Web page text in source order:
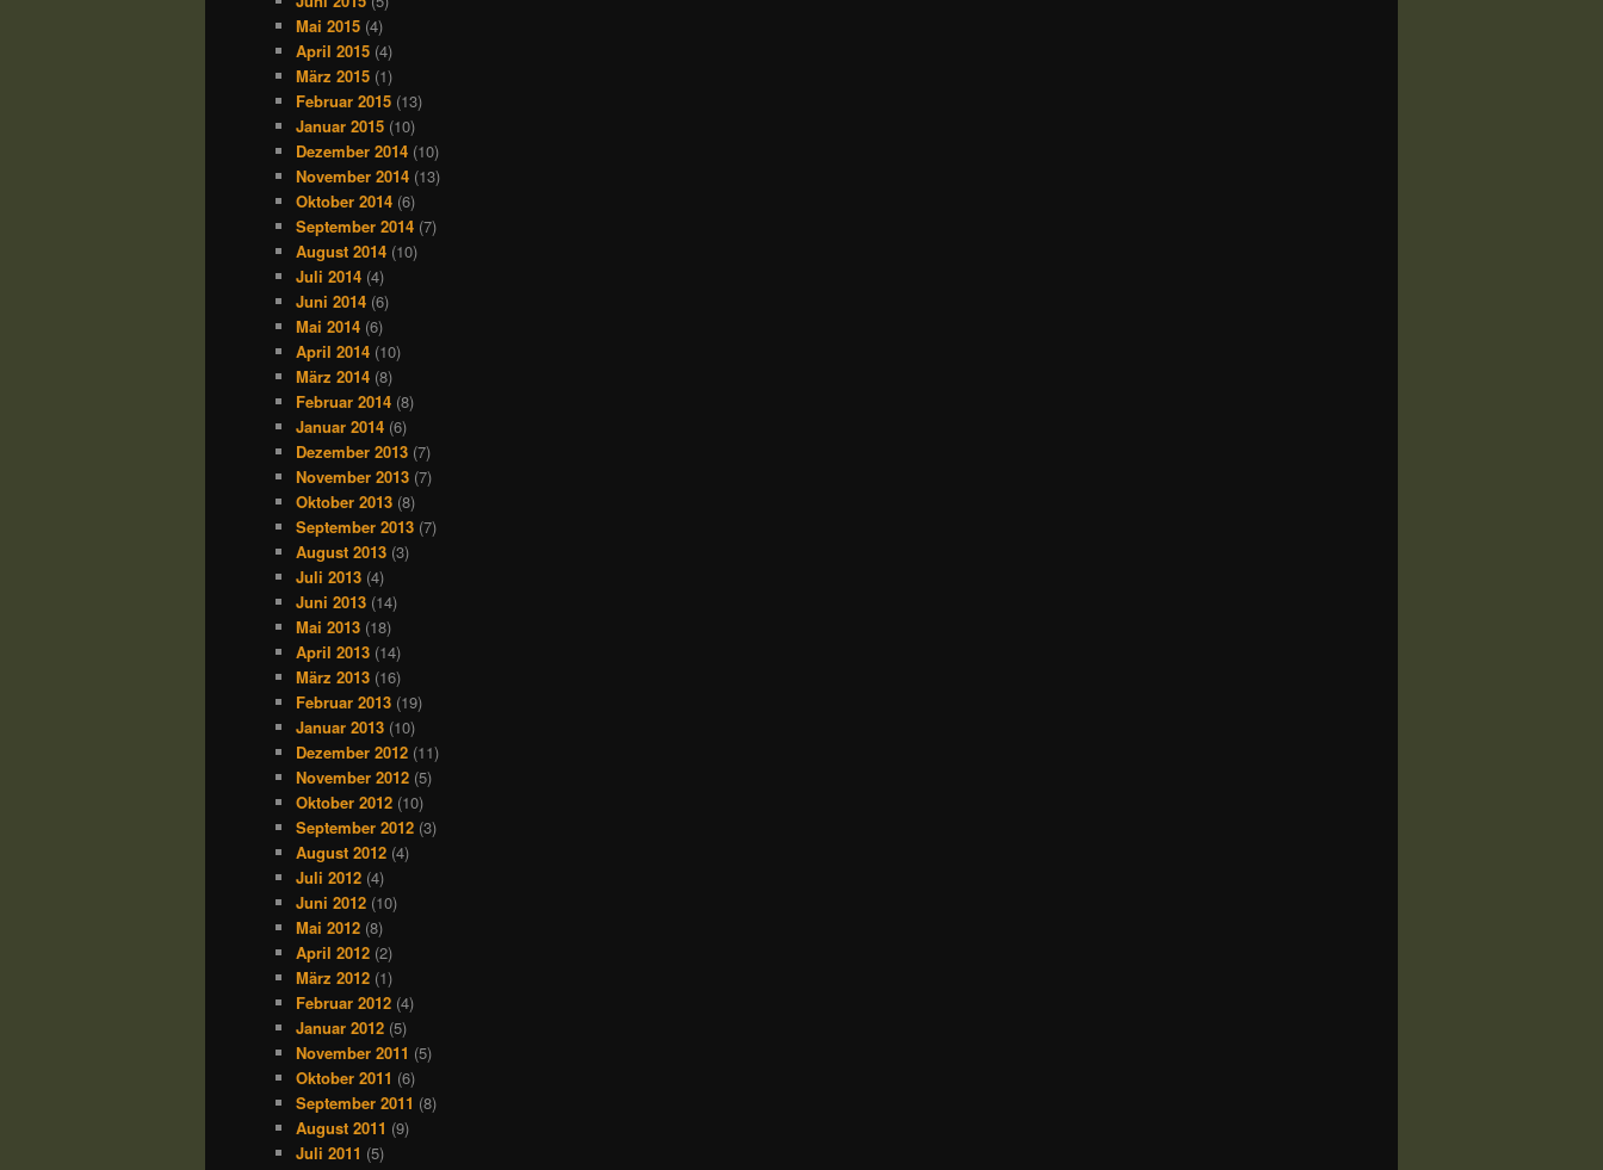
Mai 2015 (4)
April 2015 (4)
März 2015 (1)
Februar 2015 (13)
Januar 2015 (10)
Dezember 2014 (10)
November 2014 (13)
Oktober 2014 (6)
September 2014 (7)
August 2014 (10)
Juli 2014 (4)
Juni 2014 (6)
Mai 2014 (6)
April 2014 (10)
März 2014 (8)
Februar 2014 (8)
Januar 2014 (6)
Dezember 2013 (7)
November 2013 (7)
Oktober 2013 (8)
September 2013 (7)
August 2013 (3)
Juli 2013 (4)
Juni 2013 (14)
Mai 2013 (18)
April 2013 (14)
März 2013 (16)
Februar 2013 (19)
Januar 2013 (10)
Dezember 2012 (11)
November 2012 (5)
Oktober 2012 (10)
September 2012 (3)
August 2012 (4)
Juli 2012 (4)
Juni 2012 (10)
Mai 2012 (8)
April 2012 (2)
März 2012 (1)
Februar 2012 (4)
Januar 2012 (5)
November 2011 (5)
Oktober 2011 (6)
September 2011 (8)
August 2011 (9)
Juli 2011 (5)